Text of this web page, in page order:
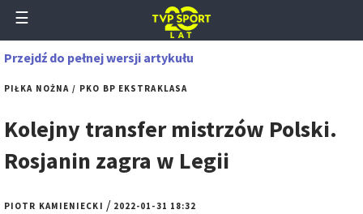
☰
Przejdź do pełnej wersji artykułu
PIŁKA NOŻNA PKO BP EKSTRAKLASA
Kolejny transfer mistrzów Polski.
Rosjanin zagra w Legii
PIOTR KAMIENIECKI / 2022-01-31 18:32